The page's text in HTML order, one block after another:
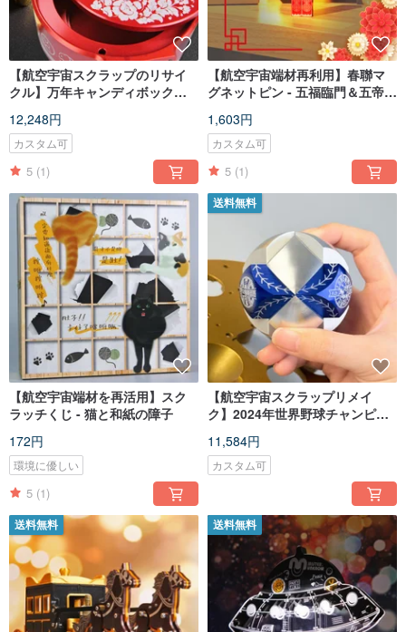
【航空宇宙スクラップのリサイ
クル】万年キャンディボックス/
キャンディボックス
12,248円
カスタム可
5 (1)
【航空宇宙端材再利用】春聯マ
グネットピン - 五福臨門＆五帝賜
1,603円
カスタム可
5 (1)
【航空宇宙端材を再活用】スク
ラッチくじ - 猫と和紙の障子
172円
環境に優しい
5 (1)
送料無料
【航空宇宙スクラップリメイ
ク】2024年世界野球チャンピオ
クイリ～
11,584円
カスタム可
送料無料 送料無料